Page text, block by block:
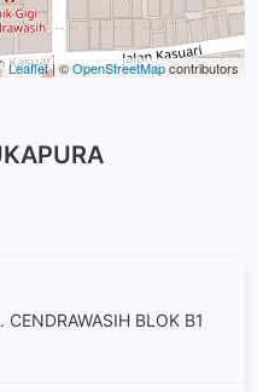
Leaflet| ©OpenStreetMapcontributors
BLOK B1